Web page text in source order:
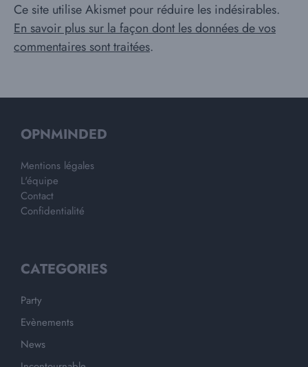
Ce site utilise Akismet pour réduire les indésirables.
En savoir plus sur la façon dont les données de vos
commentaires sont traitées.
OPNMINDED
Mentions légales
L'équipe
Contact
Confidentialité
CATEGORIES
Party
Evènements
News